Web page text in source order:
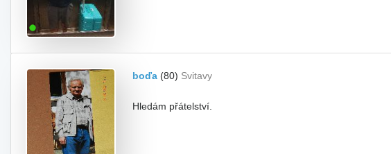
boďa (80) Svitavy
Hledám přátelství.